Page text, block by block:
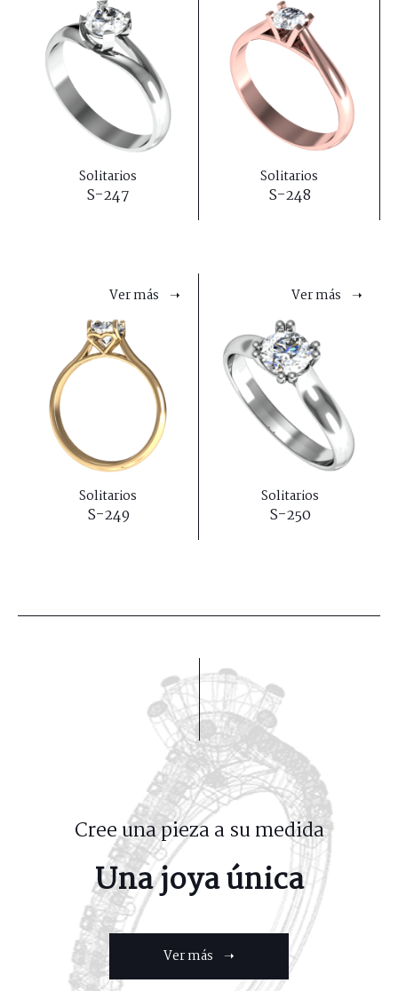
Solitarios
S-247
Solitarios
S-248
Ver más ➝
Solitarios
S-249
Ver más ➝
Solitarios
S-250
Cree una pieza a su medida
Una joya única
Ver más ➝